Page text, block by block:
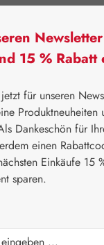
Gall Pharma
Visio
Newsletter
15 % Rabatt
für unseren
Produktneuheiten
Dankeschön für
einen
Einkäufe 15
sparen.